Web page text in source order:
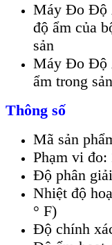
Máy Đo Độ
độ ẩm của
sản
Máy Đo Độ
ẩm trong
Thông số
Mã sản
Phạm vi đo:
Độ phân
Nhiệt độ
° F)
Độ chính